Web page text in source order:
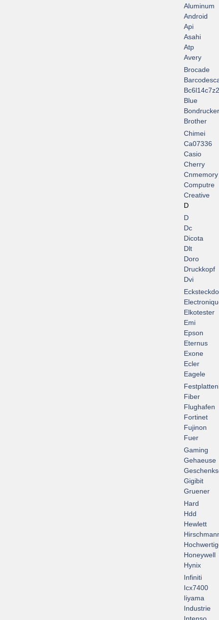
Aluminum
Android
Api
Asahi
Atp
Avery
Brocade
Blue
Bondrucker
Brother
Chimei
Ca07336
Casio
Cherry
Cnmemory
Computre
Creative
D
D
Dc
Dicota
Dlt
Doro
Druckkopf
Dvi
Elkotester
Emi
Epson
Eternus
Exone
Ecler
Eagele
Fiber
Flughafen
Fortinet
Fujinon
Fuer
Gaming
Gehaeuse
Gigibit
Gruener
Hard
Hdd
Hewlett
Honeywell
Hynix
Infiniti
Icx7400
Iiyama
Industrie